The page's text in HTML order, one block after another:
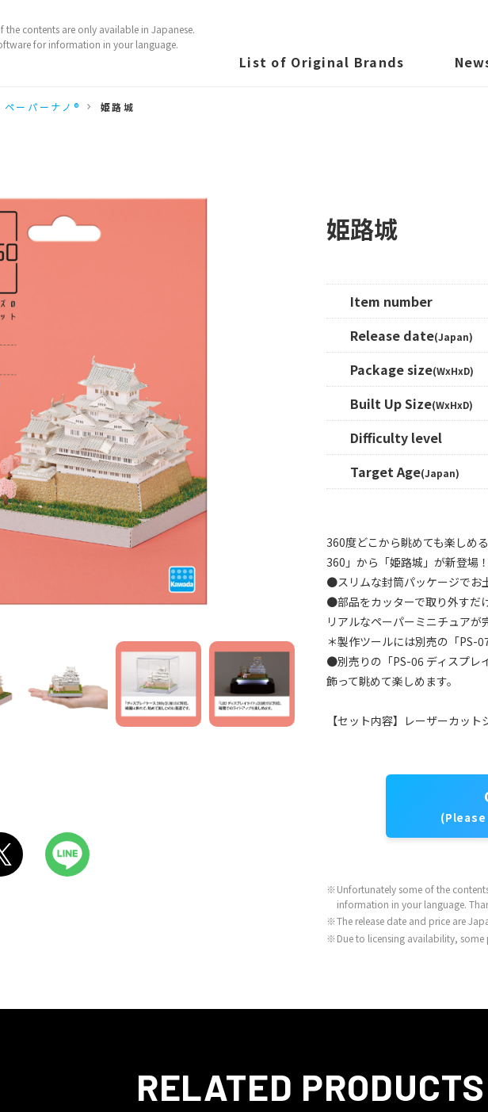
contents are only available in Japanese.
for information in your language.
List of Original Brands
ペーパーナノ® 姫路城
姫路城
Item number
Release date(Japan)
Package size(WxHxD)
Built Up Size(WxHxD)
Difficulty level
Target Age(Japan)
360度どこから眺めても楽しめ
360」から「姫路城」が新登場
●スリムな封筒パッケージでお
●部品をカッターで取り外すだ
リアルなペーパーミニチュアが
＊製作ツールには別売の「PS-
●別売りの「PS-06 ディスプレ
飾って眺めて楽しめます。
【セット内容】レーザーカッ
※Unfortunately some of the
information in your language.
※The release date and price are
※Due to licensing availability,
RELATED PRODUCTS